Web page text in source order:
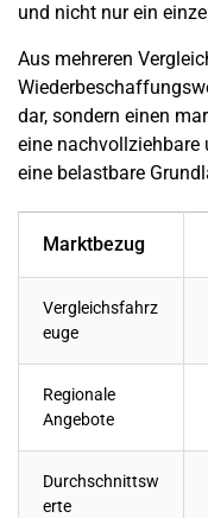
und nicht nur ein
Aus mehreren
dar, sondern einen
eine nachvollziehbare
eine belastbare
Marktbezug
Vergleichsfahrz
euge
Regionale
Angebote
Durchschnittsw
erte